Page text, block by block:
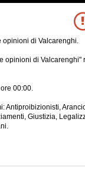
opinioni di Valcarenghi.
opinioni di Valcarenghi"
00:00.
Antiproibizionisti,
Giustizia,